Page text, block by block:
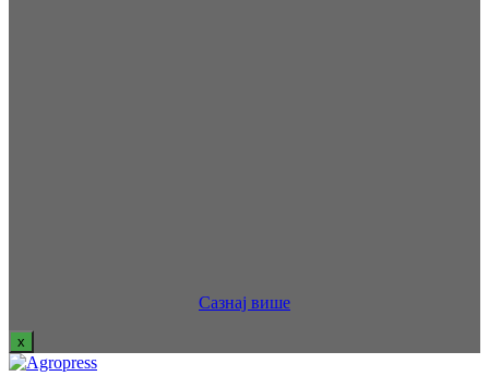
Сазнај више
x